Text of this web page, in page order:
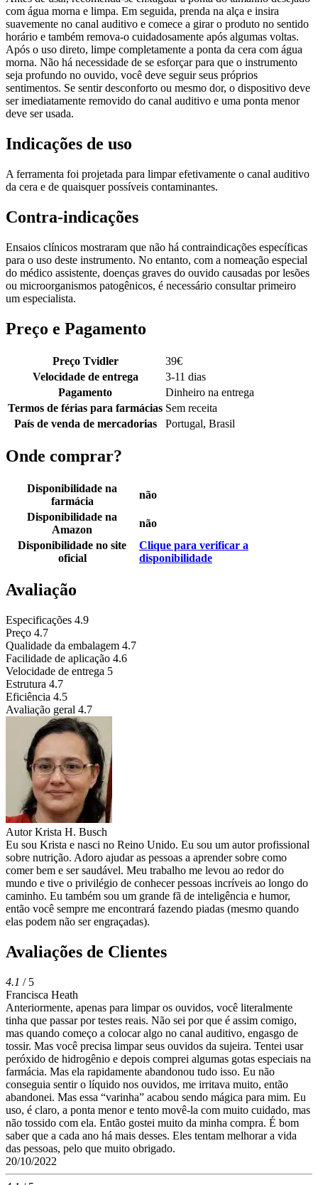
com água morna e limpa. Em seguida, prenda na alça e insira
suavemente no canal auditivo e comece a girar o produto no sentido
horário e também remova-o cuidadosamente após algumas voltas.
Após o uso direto, limpe completamente a ponta da cera com água
morna. Não há necessidade de se esforçar para que o instrumento
seja profundo no ouvido, você deve seguir seus próprios
sentimentos. Se sentir desconforto ou mesmo dor, o dispositivo deve
ser imediatamente removido do canal auditivo e uma ponta menor
deve ser usada.
Indicações de uso
A ferramenta foi projetada para limpar efetivamente o canal auditivo
da cera e de quaisquer possíveis contaminantes.
Contra-indicações
Ensaios clínicos mostraram que não há contraindicações específicas
para o uso deste instrumento. No entanto, com a nomeação especial
do médico assistente, doenças graves do ouvido causadas por lesões
ou microorganismos patogênicos, é necessário consultar primeiro
um especialista.
Preço e Pagamento
Preço Tvidler 39€
Velocidade de entrega
3-11 dias
Pagamento
Dinheiro na entrega
Termos de férias para farmácias Sem receita
País de venda de mercadorias
Portugal, Brasil
Onde comprar?
Disponibilidade na
farmácia
não
Disponibilidade na
Amazon
não
Disponibilidade no site
oficial
Clique para verificar a
disponibilidade
Avaliação
Especificações 4.9
Preço 4.7
Qualidade da embalagem 4.7
Facilidade de aplicação 4.6
Velocidade de entrega 5
Estrutura 4.7
Eficiência 4.5
Avaliação geral 4.7
Autor Krista H. Busch
Eu sou Krista e nasci no Reino Unido. Eu sou um autor profissional
sobre nutrição. Adoro ajudar as pessoas a aprender sobre como
comer bem e ser saudável. Meu trabalho me levou ao redor do
mundo e tive o privilégio de conhecer pessoas incríveis ao longo do
caminho. Eu também sou um grande fã de inteligência e humor,
então você sempre me encontrará fazendo piadas (mesmo quando
elas podem não ser engraçadas).
Avaliações de Clientes
4.1 / 5
Francisca Heath
Anteriormente, apenas para limpar os ouvidos, você literalmente
tinha que passar por testes reais. Não sei por que é assim comigo,
mas quando começo a colocar algo no canal auditivo, engasgo de
tossir. Mas você precisa limpar seus ouvidos da sujeira. Tentei usar
peróxido de hidrogênio e depois comprei algumas gotas especiais na
farmácia. Mas ela rapidamente abandonou tudo isso. Eu não
conseguia sentir o líquido nos ouvidos, me irritava muito, então
abandonei. Mas essa “varinha” acabou sendo mágica para mim. Eu
uso, é claro, a ponta menor e tento movê-la com muito cuidado, mas
não tossido com ela. Então gostei muito da minha compra. É bom
saber que a cada ano há mais desses. Eles tentam melhorar a vida
das pessoas, pelo que muito obrigado.
20/10/2022